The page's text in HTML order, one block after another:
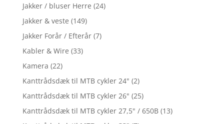
Jakker / bluser Herre (24)
Jakker & veste (149)
Jakker Forår / Efterår (7)
Kabler & Wire (33)
Kamera (22)
Kanttrådsdæk til MTB cykler 24" (2)
Kanttrådsdæk til MTB cykler 26" (25)
Kanttrådsdæk til MTB cykler 27,5" / 650B (13)